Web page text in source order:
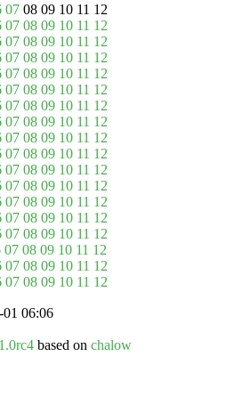
07 08 09 10 11 12
07 08 09 10 11 12
07 08 09 10 11 12
07 08 09 10 11 12
07 08 09 10 11 12
07 08 09 10 11 12
07 08 09 10 11 12
07 08 09 10 11 12
07 08 09 10 11 12
07 08 09 10 11 12
07 08 09 10 11 12
07 08 09 10 11 12
07 08 09 10 11 12
07 08 09 10 11 12
07 08 09 10 11 12
07 08 09 10 11 12
07 08 09 10 11 12
07 08 09 10 11 12
06:06
based on chalow